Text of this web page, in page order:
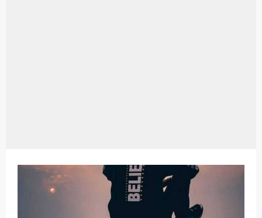
Bitcoin Miner Android: Apa Itu Dan Bagaimana Cara Menggunakannya
Pp Wa Couple Pasangan: Cara Terbaik Untuk Menjaga Hubungan